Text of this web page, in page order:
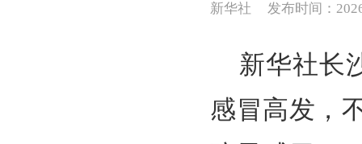
新华社 发布时间：
新华社长
感冒高发，